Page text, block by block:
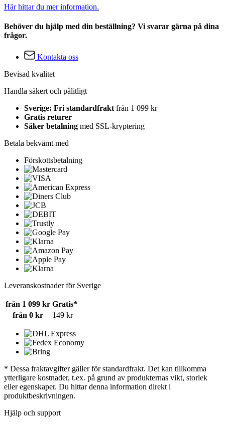
Här hittar du mer information.
Behöver du hjälp med din beställning? Vi svarar gärna på dina
frågor.
Kontakta oss
Bevisad kvalitet
Handla säkert och pålitligt
Sverige: Fri standardfraktfrån 1 099 kr
Gratis returer
Säker betalning med SSL-kryptering
Betala bekvämt med
Förskottsbetalning
Leveranskostnader för Sverige
från 1 099 kr Gratis*
från 0 kr
149 kr
* Dessa fraktavgifter gäller för standardfrakt. Det kan tillkomma
ytterligare kostnader, t.ex. på grund av produkternas vikt, storlek
eller egenskaper. Du hittar denna information direkt i
produktbeskrivningen.
Hjälp och support